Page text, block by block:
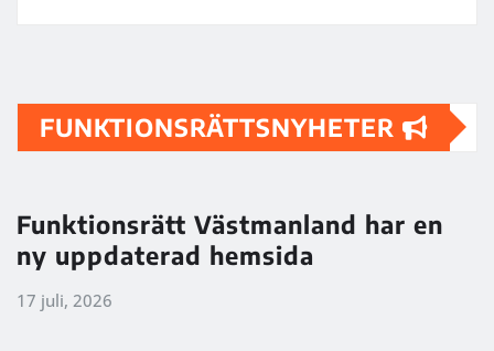
FUNKTIONSRÄTTSNYHETER
Funktionsrätt Västmanland har en
ny uppdaterad hemsida
17 juli, 2026